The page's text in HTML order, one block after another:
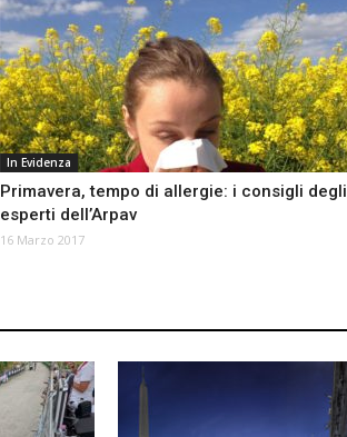
In Evidenza
Primavera, tempo di allergie: i consigli degli
esperti dell’Arpav
16 Marzo 2017